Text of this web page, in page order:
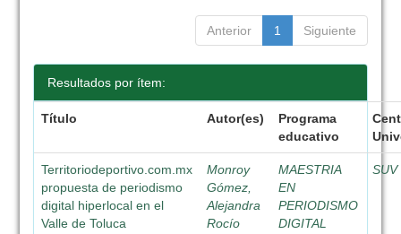
Anterior 1 Siguiente
Resultados por ítem:
Título Autor(es)
Programa
educativo
Territoriodeportivo.com.mx
propuesta de periodismo
digital hiperlocal en el
Valle de Toluca
Monroy
Gómez,
Alejandra
Rocío
MAESTRIA
EN
PERIODISMO
DIGITAL
SUV